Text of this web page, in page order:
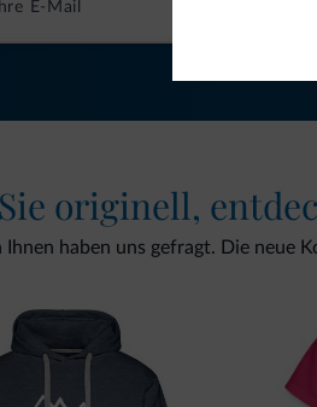
originell,
Ihnen haben uns gefragt. Die neue